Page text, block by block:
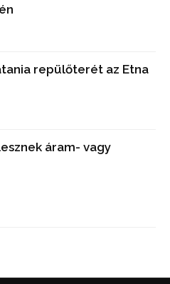
repülőterét az Etna
áram- vagy